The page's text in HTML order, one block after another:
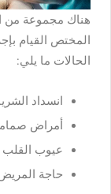
هناك مجموعة من
المختص القيام
الحالات ما يلي:
انسداد
أمراض
عيوب القلب
حاجة